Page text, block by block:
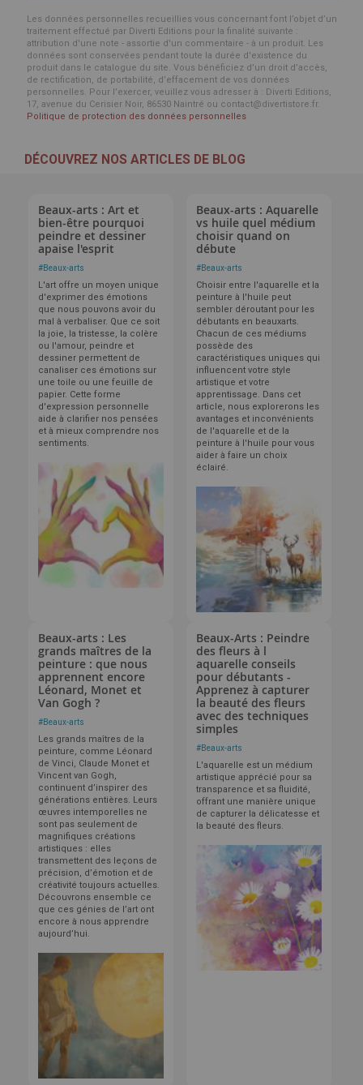
Les données personnelles recueillies vous concernant font l’objet d’un
traitement effectué par Diverti Editions pour la finalité suivante :
attribution d'une note - assortie d'un commentaire - à un produit. Les
données sont conservées pendant toute la durée d'existence du
produit dans le catalogue du site. Vous bénéficiez d’un droit d’accès,
de rectification, de portabilité, d’effacement de vos données
personnelles. Pour l’exercer, veuillez vous adresser à : Diverti Editions,
17, avenue du Cerisier Noir, 86530 Naintré ou contact@divertistore.fr.
Politique de protection des données personnelles
DÉCOUVREZ NOS ARTICLES DE BLOG
Beaux-arts : Art et
bien-être pourquoi
peindre et dessiner
apaise l'esprit
#Beaux-arts
L'art offre un moyen unique
d'exprimer des émotions
que nous pouvons avoir du
mal à verbaliser. Que ce soit
la joie, la tristesse, la colère
ou l'amour, peindre et
dessiner permettent de
canaliser ces émotions sur
une toile ou une feuille de
papier. Cette forme
d'expression personnelle
aide à clarifier nos pensées
et à mieux comprendre nos
sentiments.
Beaux-arts : Aquarelle
vs huile quel médium
choisir quand on
débute
#Beaux-arts
Choisir entre l'aquarelle et la
peinture à l'huile peut
sembler déroutant pour les
débutants en beauxarts.
Chacun de ces médiums
possède des
caractéristiques uniques qui
influencent votre style
artistique et votre
apprentissage. Dans cet
article, nous explorerons les
avantages et inconvénients
de l'aquarelle et de la
peinture à l'huile pour vous
aider à faire un choix
éclairé.
Beaux-arts : Les
grands maîtres de la
peinture : que nous
apprennent encore
Léonard, Monet et
Van Gogh ?
#Beaux-arts
Les grands maîtres de la
peinture, comme Léonard
de Vinci, Claude Monet et
Vincent van Gogh,
continuent d’inspirer des
générations entières. Leurs
œuvres intemporelles ne
sont pas seulement de
magnifiques créations
artistiques : elles
transmettent des leçons de
précision, d’émotion et de
créativité toujours actuelles.
Découvrons ensemble ce
que ces génies de l’art ont
encore à nous apprendre
aujourd’hui.
Beaux-Arts : Peindre
des fleurs à l
aquarelle conseils
pour débutants -
Apprenez à capturer
la beauté des fleurs
avec des techniques
simples
#Beaux-arts
L'aquarelle est un médium
artistique apprécié pour sa
transparence et sa fluidité,
offrant une manière unique
de capturer la délicatesse et
la beauté des fleurs.